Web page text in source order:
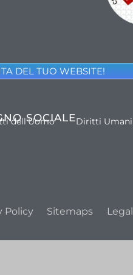
DEL TUO WEBSITE!
SOCIALE
dell'Uomo Diritti Umani
Policy Sitemaps Legal